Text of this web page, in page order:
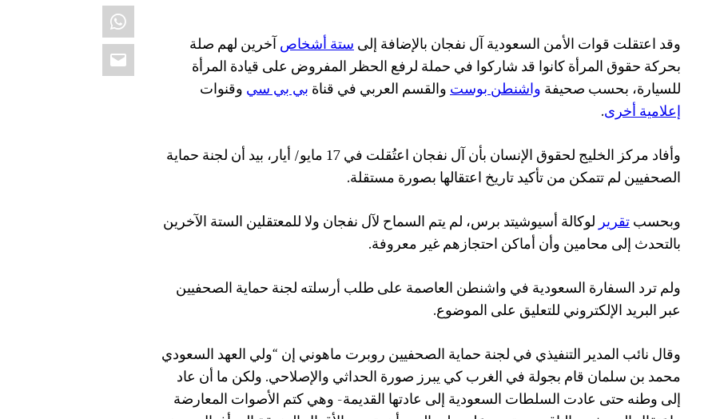
WhatsApp
Email
وقد اعتقلت قوات الأمن السعودية آل نفجان بالإضافة إلىستة أشخاص آخرين لهم صلة
بحركة حقوق المرأة كانوا قد شاركوا في حملة لرفع الحظر المفروض على قيادة المرأة
للسيارة، بحسب صحيفة واشنطن بوستوالقسم العربي في قناة بي بي سي وقنوات
إعلامية أخرى.
وأفاد مركز الخليج لحقوق الإنسان بأن آل نفجان اعتُقلت في 17 مايو/ أيار، بيد أن لجنة حماية
الصحفيين لم تتمكن من تأكيد تاريخ اعتقالها بصورة مستقلة.
وبحسبتقريرلوكالة أسيوشيتد برس، لم يتم السماح لآل نفجان ولا للمعتقلين الستة الآخرين
بالتحدث إلى محامين وأن أماكن احتجازهم غير معروفة.
ولم ترد السفارة السعودية في واشنطن العاصمة على طلب أرسلته لجنة حماية الصحفيين
عبر البريد الإلكتروني للتعليق على الموضوع.
وقال نائب المدير التنفيذي في لجنة حماية الصحفيين روبرت ماهوني إن “ولي العهد السعودي
محمد بن سلمان قام بجولة في الغرب كي يبرز صورة الحداثي والإصلاحي. ولكن ما أن عاد
إلى وطنه حتى عادت السلطات السعودية إلى عادتها القديمة- وهي كتم الأصوات المعارضة